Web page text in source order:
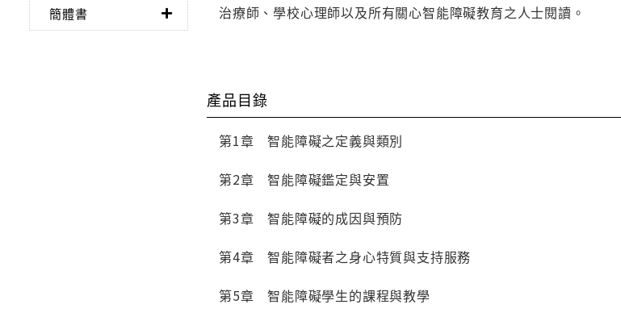
簡體書
治療師、學校心理師以及所有關心智能障礙教育之人士閱讀。
產品目錄
第1章 智能障礙之定義與類別
第2章 智能障礙鑑定與安置
第3章 智能障礙的成因與預防
第4章 智能障礙者之身心特質與支持服務
第5章 智能障礙學生的課程與教學